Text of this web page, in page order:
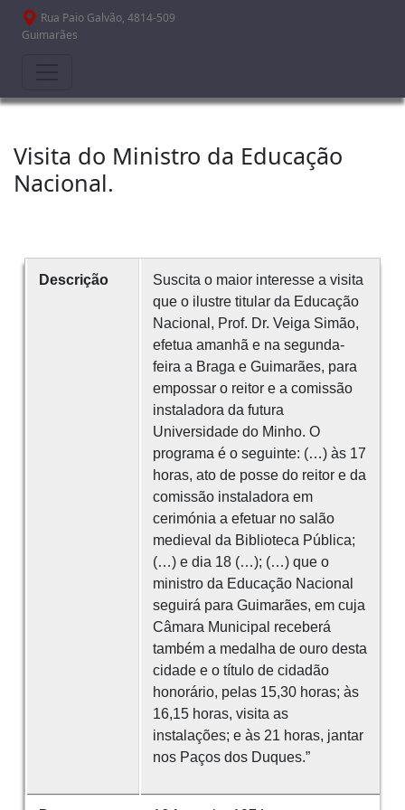
Passar para o conteúdo principal
Rua Paio Galvão, 4814-509
Guimarães
Visita do Ministro da Educação
Nacional.
Descrição
Suscita o maior interesse a visita
que o ilustre titular da Educação
Nacional, Prof. Dr. Veiga Simão,
efetua amanhã e na segunda-
feira a Braga e Guimarães, para
empossar o reitor e a comissão
instaladora da futura
Universidade do Minho. O
programa é o seguinte: (…) às 17
horas, ato de posse do reitor e da
comissão instaladora em
cerimónia a efetuar no salão
medieval da Biblioteca Pública;
(…) e dia 18 (…); (…) que o
ministro da Educação Nacional
seguirá para Guimarães, em cuja
Câmara Municipal receberá
também a medalha de ouro desta
cidade e o título de cidadão
honorário, pelas 15,30 horas; às
16,15 horas, visita as
instalações; e às 21 horas, jantar
nos Paços dos Duques.”